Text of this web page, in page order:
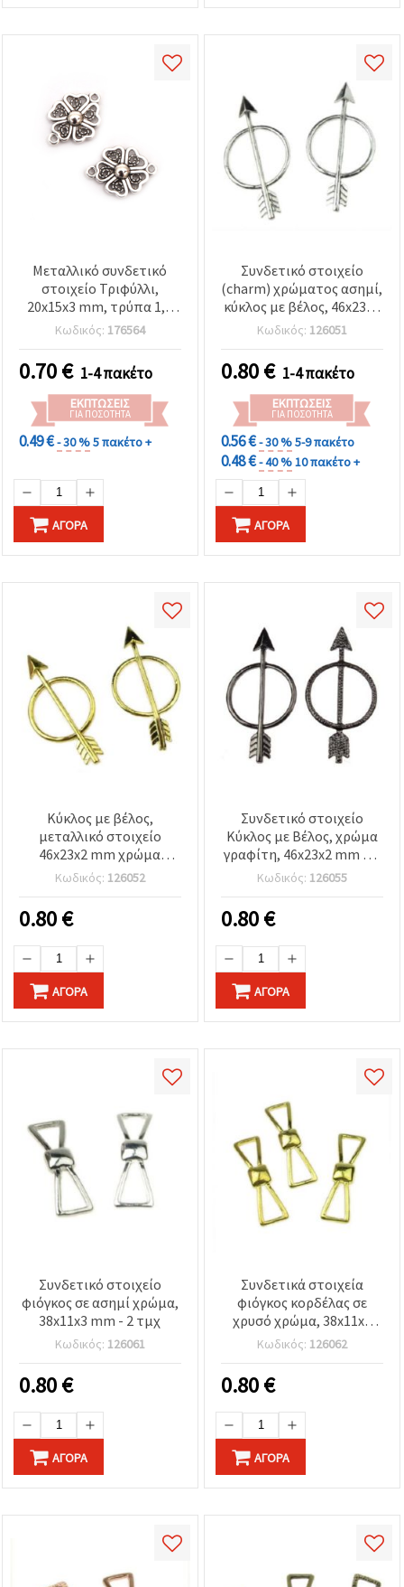
Μεταλλικό συνδετικό
στοιχείο Τριφύλλι,
20x15x3 mm, τρύπα 1,5
mm, χρώμα ασημί – 10
τεμ.
Κωδικός: 176564
0.70€ 1-4 πακέτο
ΕΚΠΤΏΣΕΙΣ
ΓΙΑ ΠΟΣΌΤΗΤΑ
0.49 €- 30 %5 πακέτο +
ΑΓΟΡΆ
Συνδετικό στοιχείο
(charm) χρώματος ασημί,
κύκλος με βέλος, 46x23x2
mm – 2 τεμ.
Κωδικός: 126051
0.80€ 1-4 πακέτο
ΕΚΠΤΏΣΕΙΣ
ΓΙΑ ΠΟΣΌΤΗΤΑ
0.56 €- 30 %5-9 πακέτο
0.48 €- 40 %10 πακέτο +
ΑΓΟΡΆ
Κύκλος με βέλος,
μεταλλικό στοιχείο
46x23x2 mm χρώμα
χρυσό -2 τεμάχια
Κωδικός: 126052
0.80€
ΑΓΟΡΆ
Συνδετικό στοιχείο
Κύκλος με Βέλος, χρώμα
γραφίτη, 46x23x2 mm – 2
τεμ., για χειροτεχνίες &
κοσμήματα DIY
Κωδικός: 126055
0.80€
ΑΓΟΡΆ
Συνδετικό στοιχείο
φιόγκος σε ασημί χρώμα,
38x11x3 mm - 2 τμχ
Κωδικός: 126061
0.80€
ΑΓΟΡΆ
Συνδετικά στοιχεία
φιόγκος κορδέλας σε
χρυσό χρώμα, 38x11x3
mm, εξαρτήματα
κοσμηματοποιίας από
μεταλλικό κράμα για DIY
χειροτεχνίες &
κατασκευή κοσμημάτων,
σετ 2 τεμ.
Κωδικός: 126062
0.80€
ΑΓΟΡΆ